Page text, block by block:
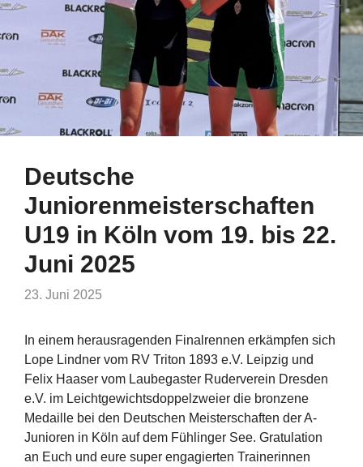
Deutsche
Juniorenmeisterschaften
U19 in Köln vom 19. bis 22.
Juni 2025
23. Juni 2025
In einem herausragenden Finalrennen erkämpfen sich
Lope Lindner vom RV Triton 1893 e.V. Leipzig und
Felix Haaser vom Laubegaster Ruderverein Dresden
e.V. im Leichtgewichtsdoppelzweier die bronzene
Medaille bei den Deutschen Meisterschaften der A-
Junioren in Köln auf dem Fühlinger See. Gratulation
an Euch und eure super engagierten Trainerinnen